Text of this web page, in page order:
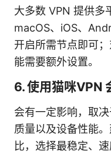
大多数 VPN 提供多
macOS、iOS、
开启所需节点即可
能需要额外设置。
6. 使用猫咪VPN
会有一定影响，取
质量以及设备性能
比，选择最稳定、